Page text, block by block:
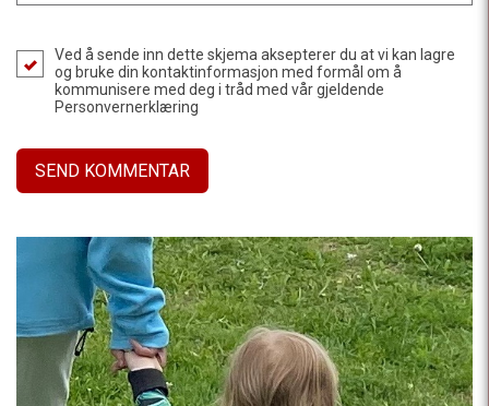
Ved å sende inn dette skjema aksepterer du at vi kan lagre
og bruke din kontaktinformasjon med formål om å
kommunisere med deg i tråd med vår gjeldende
Personvernerklæring